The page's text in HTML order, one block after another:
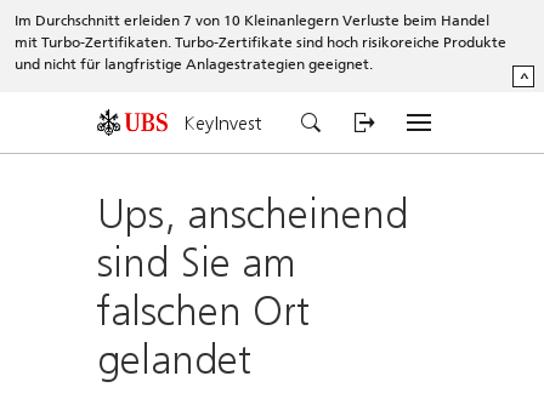
Im Durchschnitt erleiden 7 von 10 Kleinanlegern Verluste beim Handel
mit Turbo-Zertifikaten. Turbo-Zertifikate sind hoch risikoreiche Produkte
und nicht für langfristige Anlagestrategien geeignet.
^
KeyInvest
Ups, anscheinend
sind Sie am
falschen Ort
gelandet